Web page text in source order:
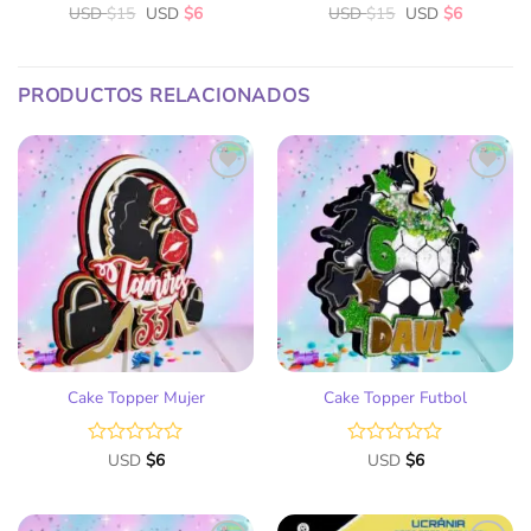
Valorado
5
USD$15 USD $6
Valorado
USD$15 USD $6
PRODUCTOS RELACIONADOS
deseos
Cake Topper Mujer
Valorado
de
USD $6
lista
de
deseos
Cake Topper Futbol
Valorado
de
USD $6